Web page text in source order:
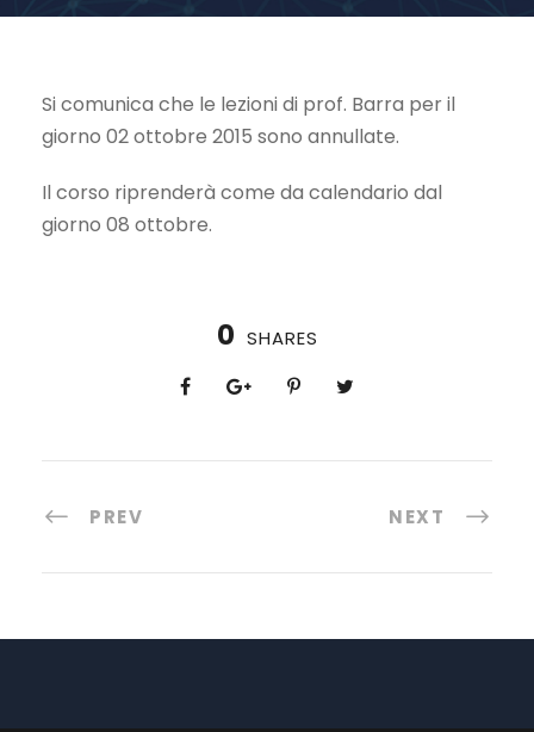
Si comunica che le lezioni di prof. Barra per il
giorno 02 ottobre 2015 sono annullate.
Il corso riprenderà come da calendario dal
giorno 08 ottobre.
0 SHARES
PREV NEXT